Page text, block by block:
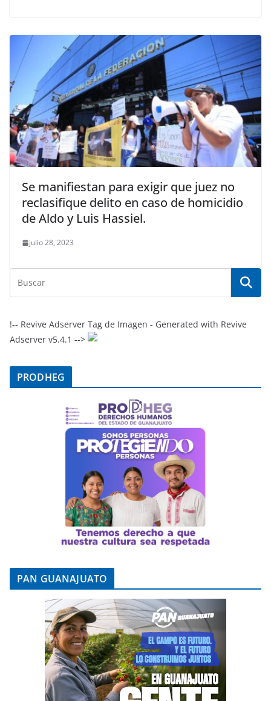
Se manifiestan para exigir que juez no
reclasifique delito en caso de homicidio
de Aldo y Luis Hassiel.
julio 28, 2023
!-- Revive Adserver Tag de Imagen - Generated with Revive
Adserver v5.4.1 -->
PRODHEG
PAN GUANAJUATO